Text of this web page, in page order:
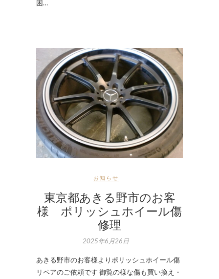
困…
お知らせ
東京都あきる野市のお客
様 ポリッシュホイール傷
修理
2025年6月26日
あきる野市のお客様よりポリッシュホイール傷
リペアのご依頼です 御覧の様な傷も買い換え・